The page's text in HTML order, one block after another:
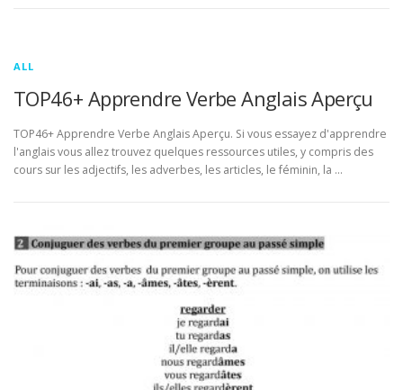
ALL
TOP46+ Apprendre Verbe Anglais Aperçu
TOP46+ Apprendre Verbe Anglais Aperçu. Si vous essayez d'apprendre
l'anglais vous allez trouvez quelques ressources utiles, y compris des
cours sur les adjectifs, les adverbes, les articles, le féminin, la …